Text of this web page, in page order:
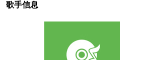
歌手信息